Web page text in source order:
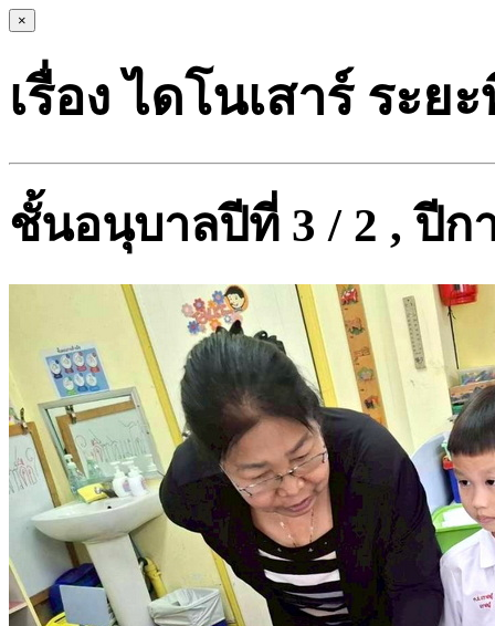
×
เรื่อง ไดโนเสาร์ ระย
ชั้นอนุบาลปีที่ 3 / 2 , ปีก